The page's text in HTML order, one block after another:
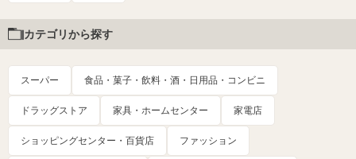
カテゴリから探す
スーパー 食品・菓子・飲料・酒・日用品・コンビニ
ドラッグストア 家具・ホームセンター 家電店
ショッピングセンター・百貨店 ファッション